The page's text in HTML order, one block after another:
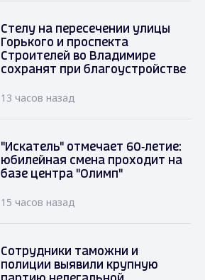
Стелу на пересечении улицы
Горького и проспекта
Строителей во Владимире
сохранят при благоустройстве
13 часов назад
"Искатель" отмечает 60‑летие:
юбилейная смена проходит на
базе центра "Олимп"
15 часов назад
Сотрудники таможни и
полиции выявили крупную